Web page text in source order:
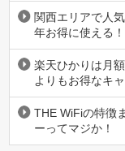
関西エリアで人
年お得に使える！
楽天ひかりは月
よりもお得なキ
THE WiFiの特徴
ーってマジか！